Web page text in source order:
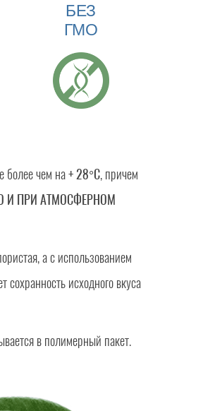
БЕЗ
ГМО
более чем на+ 28°C, причем
И ПРИ АТМОСФЕРНОМ
а с использованием
сохранность исходного вкуса
в полимерный пакет.